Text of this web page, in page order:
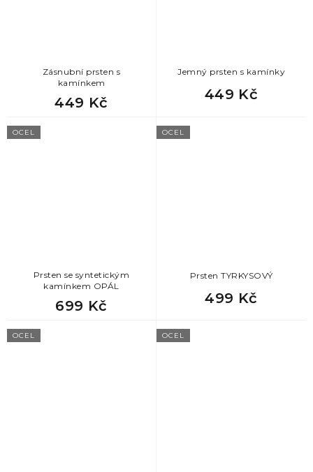
Zásnubní prsten s
kamínkem
449 Kč
Jemný prsten s kamínky
449 Kč
OCEL
Prsten se syntetickým
kamínkem OPÁL
699 Kč
OCEL
Prsten TYRKYSOVÝ
499 Kč
OCEL OCEL